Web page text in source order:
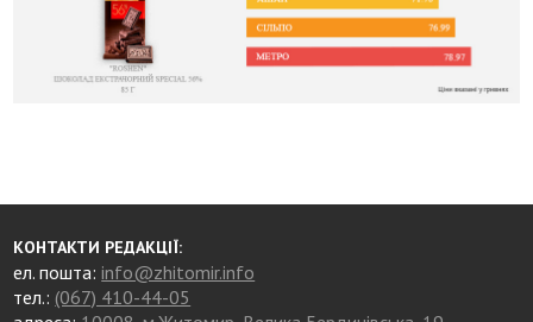
КОНТАКТИ РЕДАКЦІЇ:
ел. пошта:info@zhitomir.info
тел.: (067) 410-44-05